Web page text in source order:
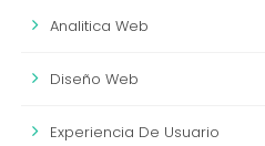
Analitica Web
Diseño Web
Experiencia De Usuario